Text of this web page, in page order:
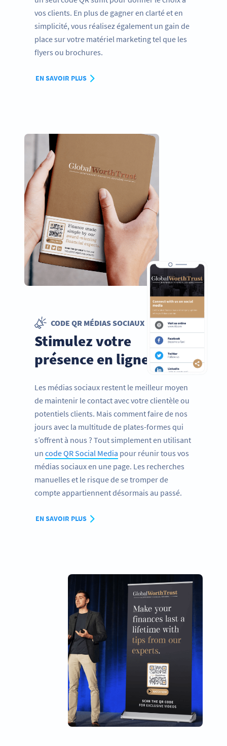
vos clients. En plus de gagner en clarté et en
simplicité, vous réalisez également un gain de
place sur votre matériel marketing tel que les
flyers ou brochures.
EN SAVOIR PLUS
CODE QR MÉDIAS SOCIAUX
Stimulez votre
présence en ligne
Les médias sociaux restent le meilleur moyen
de maintenir le contact avec votre clientèle ou
potentiels clients. Mais comment faire de nos
jours avec la multitude de plates-formes qui
s’offrent à nous ? Tout simplement en utilisant
un code QR Social Media pour réunir tous vos
médias sociaux en une page. Les recherches
manuelles et le risque de se tromper de
compte appartiennent désormais au passé.
EN SAVOIR PLUS